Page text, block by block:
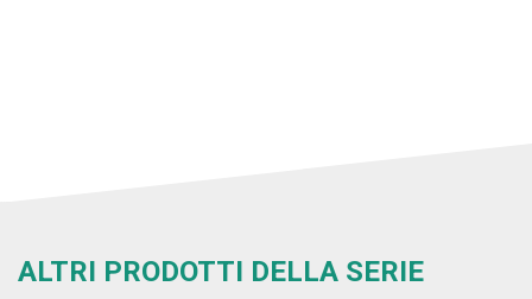
ALTRI PRODOTTI DELLA SERIE